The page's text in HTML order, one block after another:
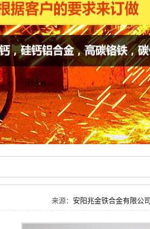
来源： 安阳兆金铁合金有限公司